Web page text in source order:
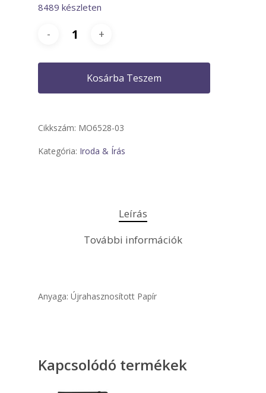
8489 készleten
Kosárba Teszem
Cikkszám: MO6528-03
Kategória: Iroda & Írás
Leírás
További információk
Anyaga: Újrahasznosított Papír
Kapcsolódó termékek